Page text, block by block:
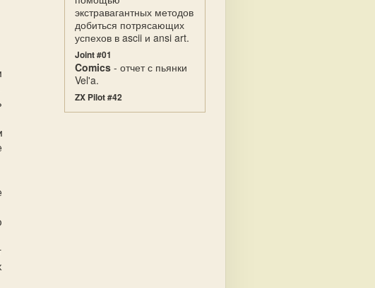
экстравагантных методов
добиться потрясающих
успехов в ascii и ansi art.
Joint #01
Comics - отчет с пьянки
Vel'a.
ZX Pilot #42